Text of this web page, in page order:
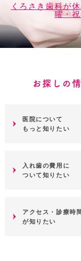
くろさき歯科が
曜・
お探しの
医院について
もっと知りたい
入れ歯の費用に
ついて知りたい
アクセス・診療時
が知りたい